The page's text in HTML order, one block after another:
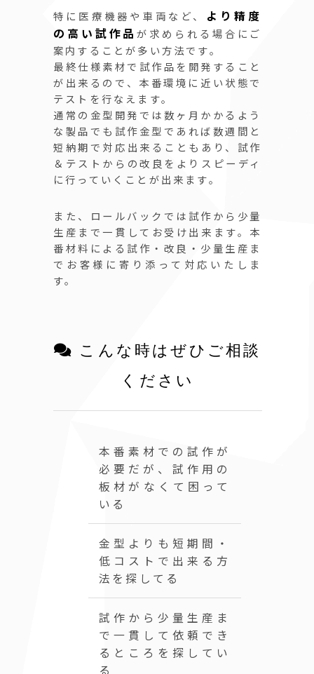
特に医療機器や車両など、
より精度
の高い試作品が求められる場合にご
案内することが多い方法です。
最終仕様素材で試作品を開発すること
が出来るので、本番環境に近い状態で
テストを行なえます。
通常の金型開発では数ヶ月かかるよう
な製品でも試作金型であれば数週間と
短納期で対応出来ることもあり、試作
＆テストからの改良をよりスピーディ
に行っていくことが出来ます。
また、ロールバックでは試作から少量
生産まで一貫してお受け出来ます。本
番材料による試作・改良・少量生産ま
でお客様に寄り添って対応いたしま
す。
こんな時はぜひご相談
ください
本番素材での試作が
必要だが、試作用の
板材がなくて困って
いる
金型よりも短期間・
低コストで出来る方
法を探してる
試作から少量生産ま
で一貫して依頼でき
るところを探してい
る